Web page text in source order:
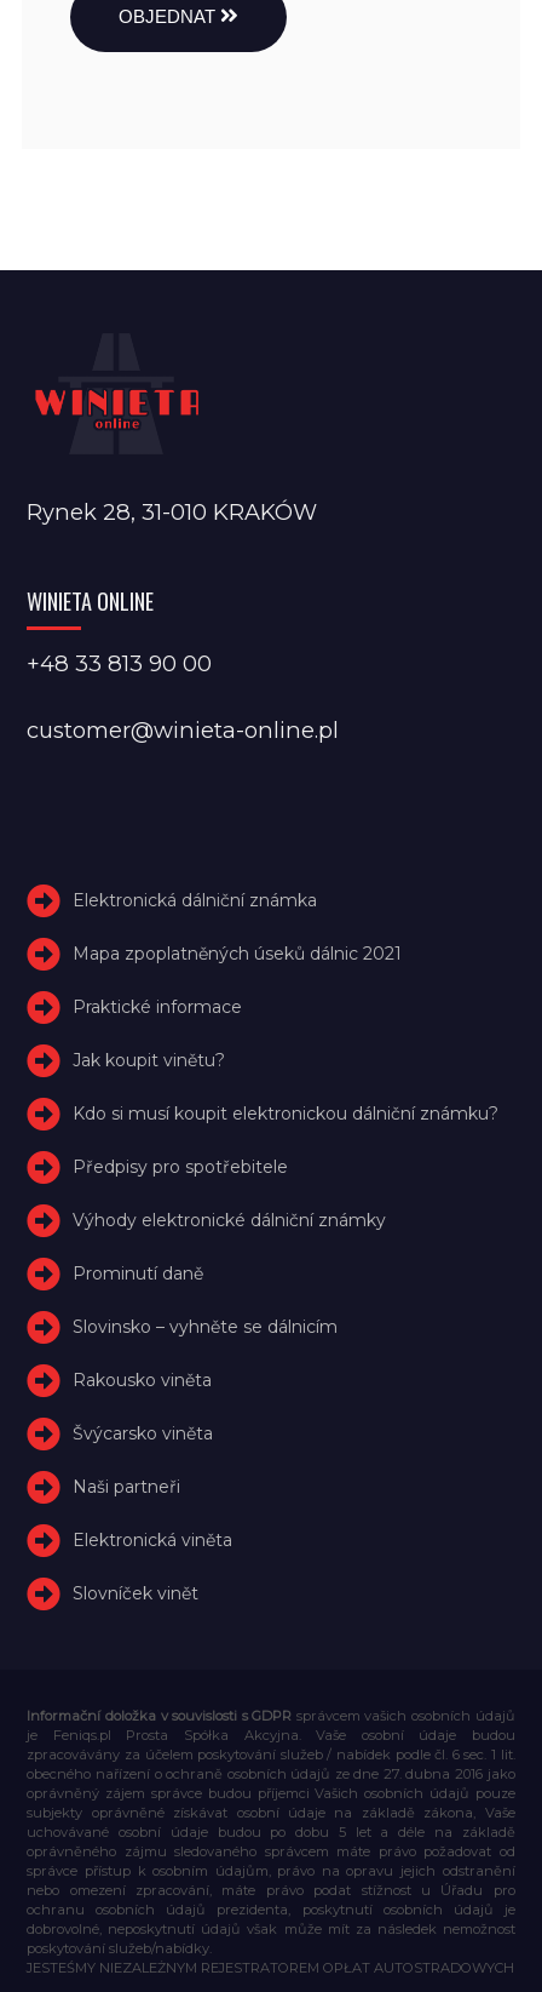
OBJEDNAT
Rynek 28, 31-010 KRAKÓW
WINIETA ONLINE
+48 33 813 90 00
customer@winieta-online.pl
Elektronická dálniční známka
Mapa zpoplatněných úseků dálnic 2021
Praktické informace
Jak koupit vinětu?
Kdo si musí koupit elektronickou dálniční známku?
Předpisy pro spotřebitele
Výhody elektronické dálniční známky
Prominutí daně
Slovinsko – vyhněte se dálnicím
Rakousko viněta
Švýcarsko viněta
Naši partneři
Elektronická viněta
Slovníček vinět
Informační doložka v souvislosti s GDPR správcem vašich osobních údajů
je Feniqs.pl Prosta Spółka Akcyjna. Vaše osobní údaje budou
zpracovávány za účelem poskytování služeb / nabídek podle čl. 6 sec. 1 lit.
obecného nařízení o ochraně osobních údajů ze dne 27. dubna 2016 jako
oprávněný zájem správce budou příjemci Vašich osobních údajů pouze
subjekty oprávněné získávat osobní údaje na základě zákona, Vaše
uchovávané osobní údaje budou po dobu 5 let a déle na základě
oprávněného zájmu sledovaného správcem máte právo požadovat od
správce přístup k osobním údajům, právo na opravu jejich odstranění
nebo omezení zpracování, máte právo podat stížnost u Úřadu pro
ochranu osobních údajů prezidenta, poskytnutí osobních údajů je
dobrovolné, neposkytnutí údajů však může mít za následek nemožnost
poskytování služeb/nabídky.
JESTEŚMY NIEZALEŻNYM REJESTRATOREM OPŁAT AUTOSTRADOWYCH